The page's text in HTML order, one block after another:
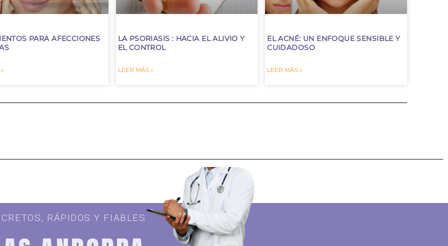
PARA AFECCIONES
LA PSORIASIS : HACIA EL ALIVIO Y
EL CONTROL
LEER MÁS »
EL ACNÉ: UN ENFOQUE SENSIBLE Y
CUIDADOSO
LEER MÁS »
RÁPIDOS Y FIABLES